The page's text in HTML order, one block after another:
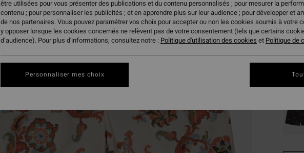
être utilisées pour vous présenter des publications et du contenu personnalisés ; pour mesurer la
contenu ; pour personnaliser les publicités ; et en apprendre plus sur leur audience ; pour développer et
de nos partenaires. Vous pouvez paramétrer vos choix pour accepter ou non les cookies soumis à votre
y opposer lorsque les cookies concernés ne relèvent pas de votre consentement (tels que certains
d’audience). Pour plus d'informations, consultez notre : Politique d'utilisation des cookies et Politique de
Personnaliser mes choix